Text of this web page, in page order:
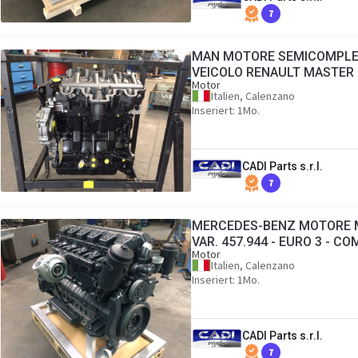
7
MAN MOTORE
VEICOLO RENAULT MASTER
Motor
Italien, Calenzano
Inseriert: 1Mo.
CADI Parts s.r.l.
7
MERCEDES-BENZ MOTORE
VAR. 457.944 - EURO 3 -
Motor
Italien, Calenzano
Inseriert: 1Mo.
CADI Parts s.r.l.
7